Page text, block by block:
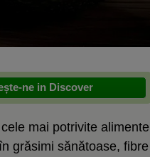
ne in Discover
mai potrivite alimente
grăsimi sănătoase, fibre